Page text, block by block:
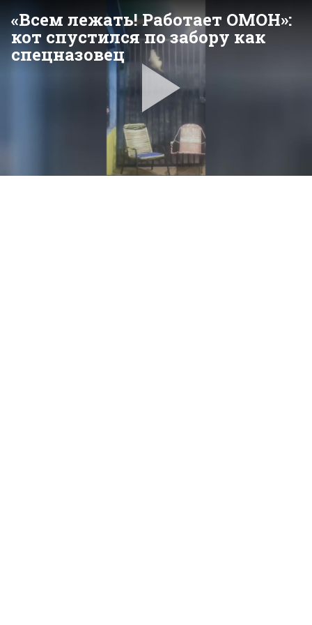
«Всем лежать! Работает ОМОН»:
кот спустился по забору как
спецназовец